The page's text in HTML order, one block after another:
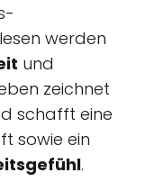
werden
und
zeichnet
schafft eine
sowie ein
.